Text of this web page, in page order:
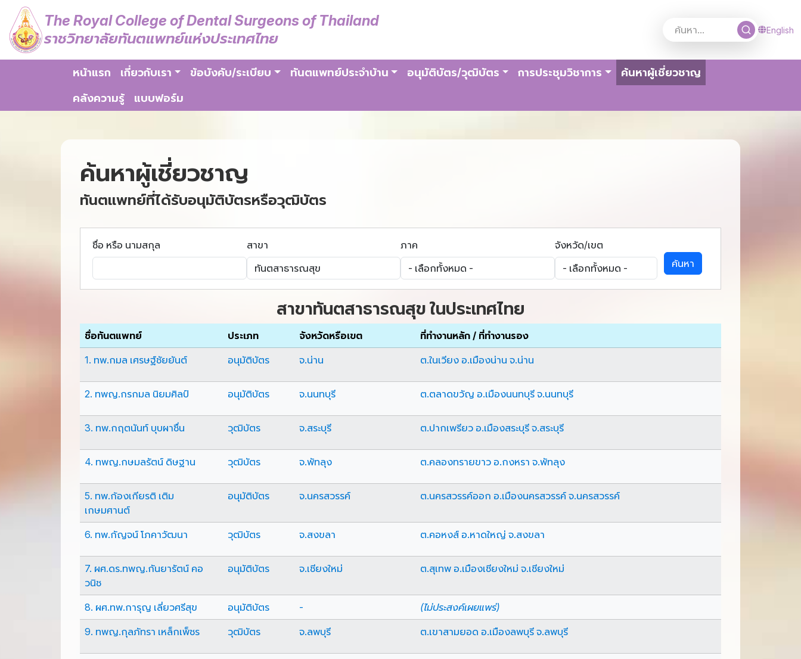
The Royal College of Dental Surgeons of Thailand
ราชวิทยาลัยทันตแพทย์แห่งประเทศไทย
English
หน้าแรก เกี่ยวกับเรา ข้อบังคับ/ระเบียบ ทันตแพทย์ประจำบ้าน อนุมัติบัตร/วุฒิบัตร การประชุมวิชาการ ค้นหาผู้เชี่ยวชาญ(current)
คลังความรู้ แบบฟอร์ม
ค้นหาผู้เชี่ยวชาญ
ทันตแพทย์ที่ได้รับอนุมัติบัตรหรือวุฒิบัตร
ชื่อ หรือ นามสกุล สาขา ภาค
จังหวัด/เขต
ค้นหา
สาขาทันตสาธารณสุข ในประเทศไทย
ชื่อทันตแพทย์ ประเภท จังหวัดหรือเขต ที่ทำงานหลัก / ที่ทำงานรอง
1. ทพ.กมล เศรษฐ์ชัยยันต์ อนุมัติบัตร จ.น่าน ต.ในเวียง อ.เมืองน่าน จ.น่าน
2. ทพญ.กรกมล นิยมศิลป์ อนุมัติบัตร จ.นนทบุรี ต.ตลาดขวัญ อ.เมืองนนทบุรี จ.นนทบุรี
3. ทพ.กฤตนันท์ บุบผาชื่น วุฒิบัตร จ.สระบุรี ต.ปากเพรียว อ.เมืองสระบุรี จ.สระบุรี
4. ทพญ.กษมลรัตน์ ดิษฐาน วุฒิบัตร จ.พัทลุง ต.คลองทรายขาว อ.กงหรา จ.พัทลุง
5. ทพ.ก้องเกียรติ เติม
เกษมศานต์
อนุมัติบัตร จ.นครสวรรค์ ต.นครสวรรค์ออก อ.เมืองนครสวรรค์ จ.นครสวรรค์
6. ทพ.กัญจน์ โภคาวัฒนา วุฒิบัตร จ.สงขลา ต.คอหงส์ อ.หาดใหญ่ จ.สงขลา
7. ผศ.ดร.ทพญ.กันยารัตน์ คอ
วนิช
อนุมัติบัตร จ.เชียงใหม่ ต.สุเทพ อ.เมืองเชียงใหม่ จ.เชียงใหม่
8. ผศ.ทพ.การุญ เลี่ยวศรีสุข อนุมัติบัตร - (ไม่ประสงค์เผยแพร่)
9. ทพญ.กุลภัทรา เหล็กเพ็ชร วุฒิบัตร จ.ลพบุรี ต.เขาสามยอด อ.เมืองลพบุรี จ.ลพบุรี